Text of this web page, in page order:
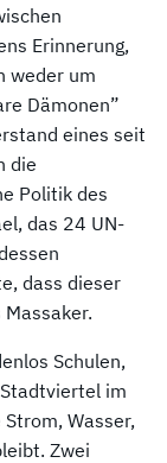
Erinnerung,
weder um
Dämonen”
eines seit
die
Politik des
das 24 UN-
dass dieser
Schulen,
im
Wasser,
Zwei